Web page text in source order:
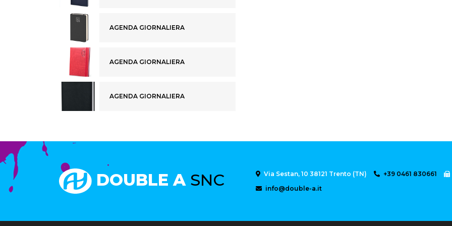
AGENDA GIORNALIERA
AGENDA GIORNALIERA
AGENDA GIORNALIERA
DOUBLE A SNC Via Sestan, 10 38121 Trento (TN) +39 0461 830661
info@double-a.it